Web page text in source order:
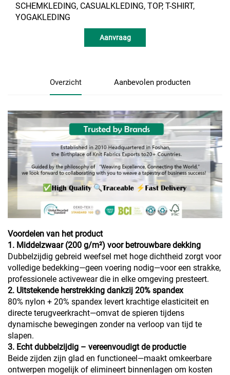
SCHEMKLEDING, CASUALKLEDING, TOP, T-SHIRT,
YOGAKLEDING
Aanvraag
Overzicht Aanbevolen producten
Voordelen van het product
1. Middelzwaar (200 g/m²) voor betrouwbare dekking
Dubbelzijdig gebreid weefsel met hoge dichtheid zorgt voor
volledige bedekking—geen voering nodig—voor een strakke,
professionele activewear die in elke omgeving presteert.
2. Uitstekende herstrekking dankzij 20% spandex
80% nylon + 20% spandex levert krachtige elasticiteit en
directe terugveerkracht—omvat de spieren tijdens
dynamische bewegingen zonder na verloop van tijd te
slapen.
3. Echt dubbelzijdig – vereenvoudigt de productie
Beide zijden zijn glad en functioneel—maakt omkeerbare
ontwerpen mogelijk of elimineert binnenlagen om kosten